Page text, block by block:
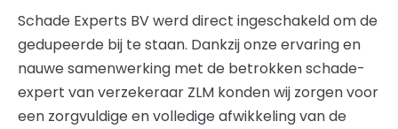
Schade Experts BV werd direct ingeschakeld om de
gedupeerde bij te staan. Dankzij onze ervaring en
nauwe samenwerking met de betrokken schade-
expert van verzekeraar ZLM konden wij zorgen voor
een zorgvuldige en volledige afwikkeling van de